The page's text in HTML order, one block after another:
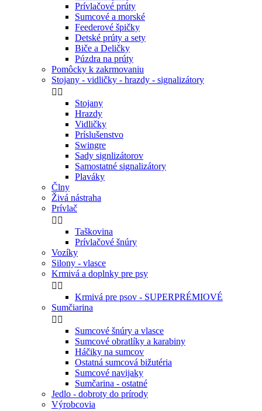
Prívlačové prúty
Sumcové a morské
Feederové špičky
Detské prúty a sety
Biče a Deličky
Púzdra na prúty
Pomôcky k zakrmovaniu
Stojany - vidličky - hrazdy - signalizátory
 
Stojany
Hrazdy
Vidličky
Príslušenstvo
Swingre
Sady signlizátorov
Samostatné signalizátory
Plaváky
Člny
Živá nástraha
Prívlač
 
Taškovina
Prívlačové šnúry
Vozíky
Silony - vlasce
Krmivá a doplnky pre psy
 
Krmivá pre psov - SUPERPRÉMIOVÉ
Sumčiarina
 
Sumcové šnúry a vlasce
Sumcové obratlíky a karabiny
Háčiky na sumcov
Ostatná sumcová bižutéria
Sumcové navijaky
Sumčarina - ostatné
Jedlo - dobroty do prírody
Výrobcovia